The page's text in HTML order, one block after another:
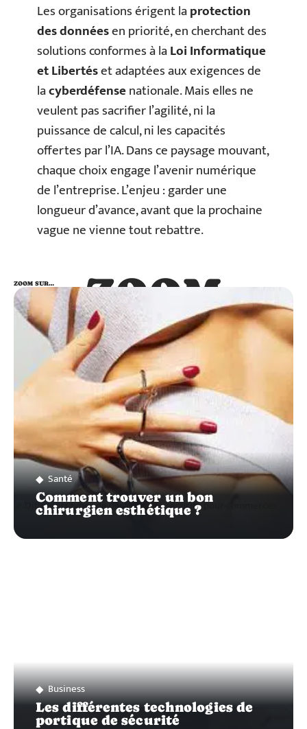
Les organisations érigent laprotection
des donnéesen priorité, en cherchant des
solutions conformes à laLoi Informatique
et Libertéset adaptées aux exigences de
lacyberdéfensenationale. Mais elles ne
veulent pas sacrifier l’agilité, ni la
puissance de calcul, ni les capacités
offertes par l’IA. Dans ce paysage mouvant,
chaque choix engage l’avenir numérique
de l’entreprise. L’enjeu : garder une
longueur d’avance, avant que la prochaine
vague ne vienne tout rebattre.
ZOOM
SUR…
ZOOM SUR…
Santé
Comment trouver un bon
chirurgien esthétique ?
Business
Les différentes technologies de
portique de sécurité